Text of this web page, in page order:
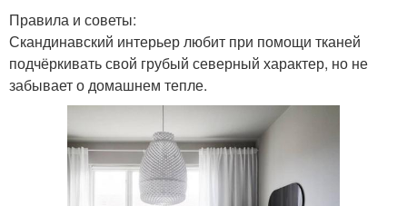
Правила и советы:
Скандинавский интерьер любит при помощи тканей
подчёркивать свой грубый северный характер, но не
забывает о домашнем тепле.